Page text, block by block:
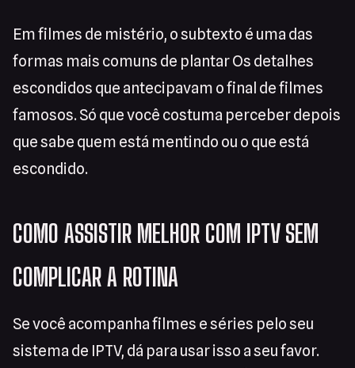
Em filmes de mistério, o subtexto é uma das
formas mais comuns de plantar Os detalhes
escondidos que antecipavam o final de filmes
famosos. Só que você costuma perceber depois
que sabe quem está mentindo ou o que está
escondido.
COMO ASSISTIR MELHOR COM IPTV SEM
COMPLICAR A ROTINA
Se você acompanha filmes e séries pelo seu
sistema de IPTV, dá para usar isso a seu favor.